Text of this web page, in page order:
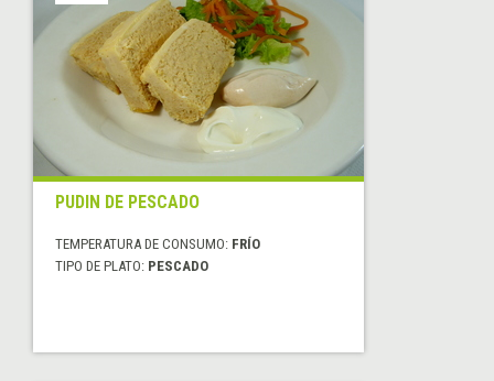
PUDIN DE PESCADO
TEMPERATURA DE CONSUMO: FRÍO
TIPO DE PLATO: PESCADO